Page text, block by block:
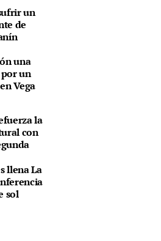
un
de
una
un
Vega
la
con
llena La
sol